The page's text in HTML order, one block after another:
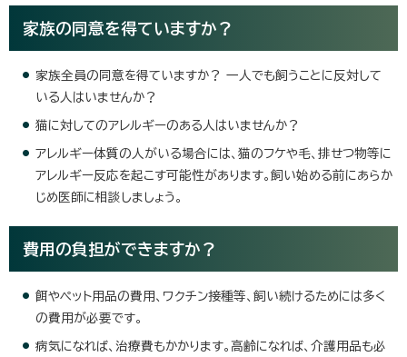
家族の同意を得ていますか？
家族全員の同意を得ていますか？ 一人でも飼うことに反対して
いる人はいませんか？
猫に対してのアレルギーのある人はいませんか？
アレルギー体質の人がいる場合には、猫のフケや毛、排せつ物等に
アレルギー反応を起こす可能性があります。飼い始める前にあらか
じめ医師に相談しましょう。
費用の負担ができますか？
餌やペット用品の費用、ワクチン接種等、飼い続けるためには多く
の費用が必要です。
病気になれば、治療費もかかります。高齢になれば、介護用品も必